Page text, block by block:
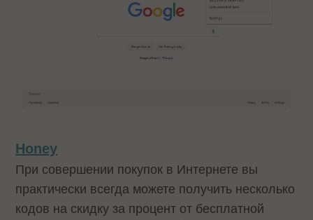
Honey
При совершении покупок в Интернете вы
практически всегда можете получить несколько
кодов на скидку за процент от бесплатной